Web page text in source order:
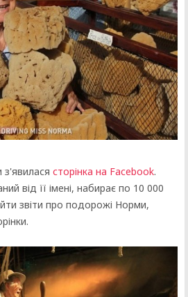
сторінка на Facebook.
від її імені, набирає по 10 000
звіти про подорожі Норми,